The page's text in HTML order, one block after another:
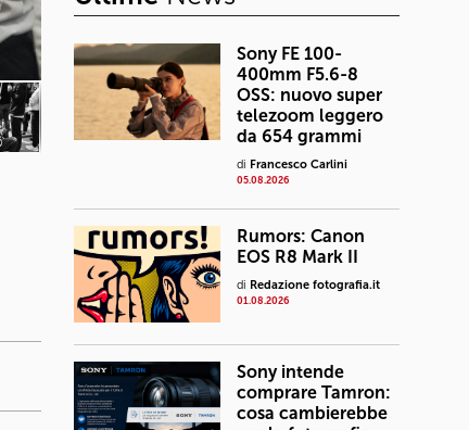
Sony FE 100-
400mm F5.6-8
OSS: nuovo super
telezoom leggero
da 654 grammi
di Francesco Carlini
05.08.2026
Rumors: Canon
EOS R8 Mark II
di Redazione fotografia.it
01.08.2026
Sony intende
comprare Tamron:
cosa cambierebbe